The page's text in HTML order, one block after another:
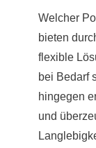
Welcher
bieten
flexible
bei Bedarf
hingegen
und